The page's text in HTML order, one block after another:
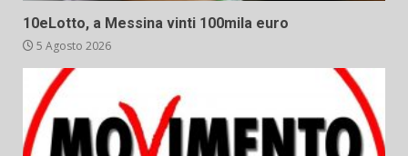
10eLotto, a Messina vinti 100mila euro
5 Agosto 2026